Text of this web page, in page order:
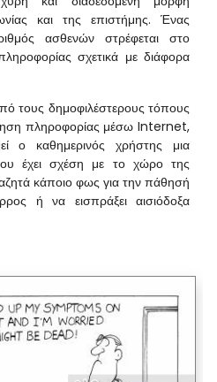
και της επιστήμης. Ένας
ασθενών στρέφεται στο
σχετικά με διάφορα
τους δημοφιλέστερους τόπους
πληροφορίας μέσω Internet,
ο καθημερινός χρήστης μια
έχει σχέση με το χώρο της
κάποιο φως για την πάθησή
ή να εισπράξει αισιόδοξα